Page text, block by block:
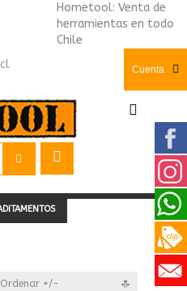
Hometool: Venta de
herramientas en todo
Chile
Cuenta
Ordenar +/-